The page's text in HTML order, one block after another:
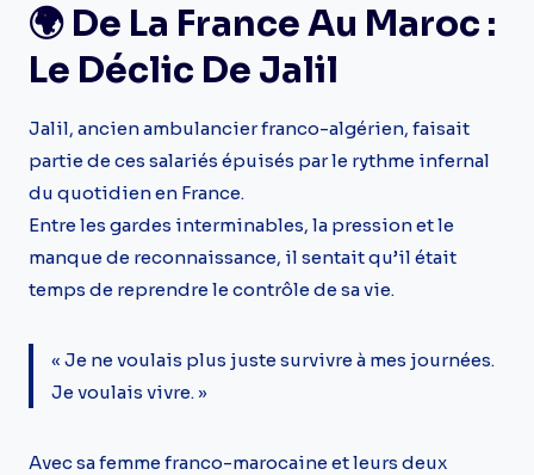
🌍 De La France Au Maroc :
Le Déclic De Jalil
Jalil, ancien ambulancier franco-algérien, faisait
partie de ces salariés épuisés par le rythme infernal
du quotidien en France.
Entre les gardes interminables, la pression et le
manque de reconnaissance, il sentait qu’il était
temps de reprendre le contrôle de sa vie.
« Je ne voulais plus juste survivre à mes journées.
Je voulais vivre. »
Avec sa femme franco-marocaine et leurs deux